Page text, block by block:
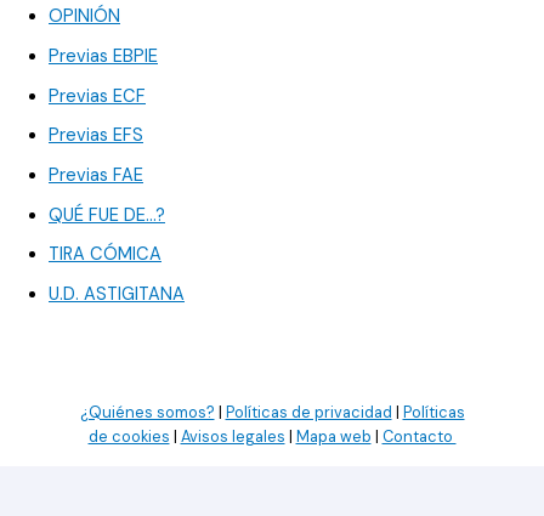
OPINIÓN
Previas EBPIE
Previas ECF
Previas EFS
Previas FAE
QUÉ FUE DE…?
TIRA CÓMICA
U.D. ASTIGITANA
¿Quiénes somos? | Políticas de privacidad | Políticas
de cookies | Avisos legales | Mapa web | Contacto